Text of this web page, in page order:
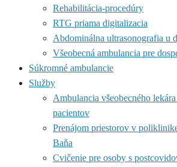
Rehabilitácia-procedúry
RTG priama digitalizacia
Abdominálna ultrasonografia u
Všeobecná ambulancia pre
Súkromné ambulancie
Služby
Ambulancia všeobecného
pacientov
Prenájom priestorov v
Baňa
Cvičenie pre osoby s